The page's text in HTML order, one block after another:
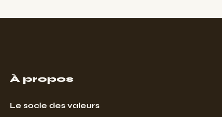
À propos
Le socle des valeurs